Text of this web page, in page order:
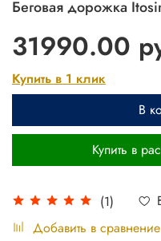
Беговая дорожка
(1)
Добавить в сравнение
31990.00
Купить в 1 клик
В
Купить в